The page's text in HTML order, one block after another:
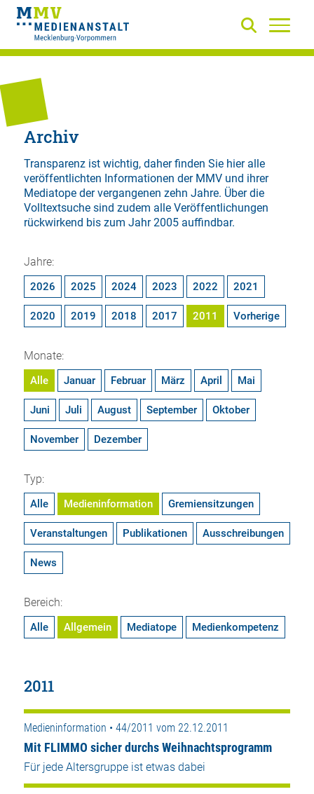
Archiv
Transparenz ist wichtig, daher finden Sie hier alle
veröffentlichten Informationen der MMV und ihrer
Mediatope der vergangenen zehn Jahre. Über die
Volltextsuchesind zudem alle Veröffentlichungen
rückwirkend bis zum Jahr 2005 auffindbar.
Jahre:
2026 2025 2024 2023 2022 2021
2020 2019 2018 2017 2011 Vorherige
Monate:
Alle Januar Februar März April Mai
Juni Juli August September Oktober
November Dezember
Typ:
Alle Medieninformation Gremiensitzungen
Veranstaltungen Publikationen Ausschreibungen
News
Bereich:
Alle Allgemein Mediatope Medienkompetenz
2011
Medieninformation • 44/2011 vom 22.12.2011
Mit FLIMMO sicher durchs Weihnachtsprogramm
Für jede Altersgruppe ist etwas dabei